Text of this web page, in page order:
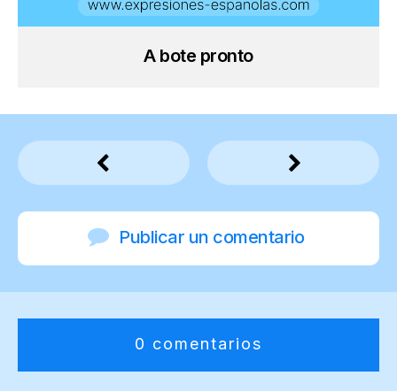
A bote pronto
Publicar un comentario
0 comentarios